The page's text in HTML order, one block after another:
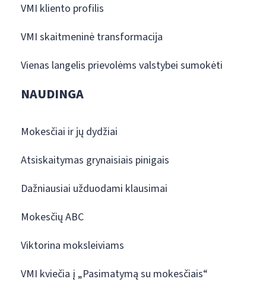
VMI kliento profilis
VMI skaitmeninė transformacija
Vienas langelis prievolėms valstybei sumokėti
NAUDINGA
Mokesčiai ir jų dydžiai
Atsiskaitymas grynaisiais pinigais
Dažniausiai užduodami klausimai
Mokesčių ABC
Viktorina moksleiviams
VMI kviečia į „Pasimatymą su mokesčiais“